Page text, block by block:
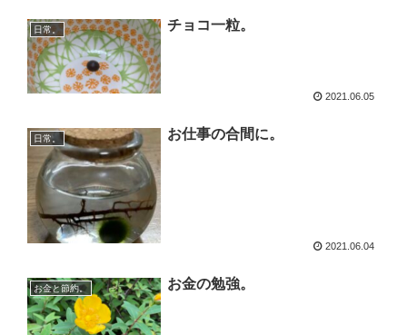
日常。 チョコ一粒。
2021.06.05
日常。 お仕事の合間に。
2021.06.04
お金と節約。 お金の勉強。